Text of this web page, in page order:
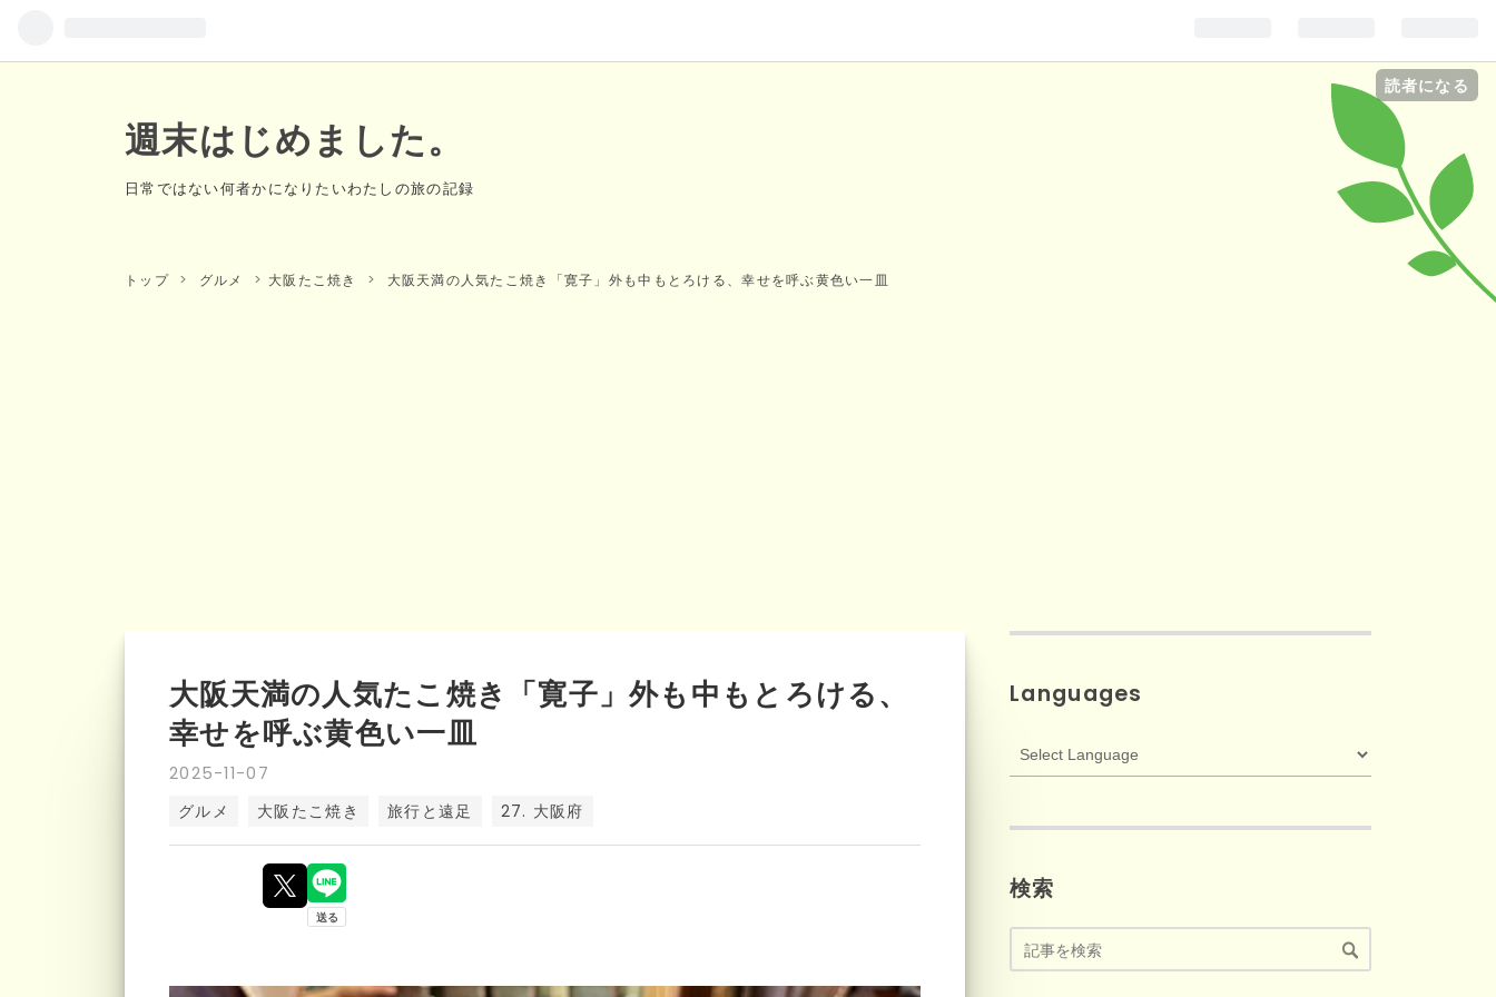
読者になる
週末はじめました。
日常ではない何者かになりたいわたしの旅の記録
トップ > グルメ > 大阪たこ焼き > 大阪天満の人気たこ焼き「寛子」外も中もとろける、幸せを呼ぶ黄色い一皿
2025-11-07
大阪天満の人気たこ焼き「寛子」外も中もとろける、
幸せを呼ぶ黄色い一皿
グルメ 大阪たこ焼き 旅行と遠足 27. 大阪府
Languages
検索